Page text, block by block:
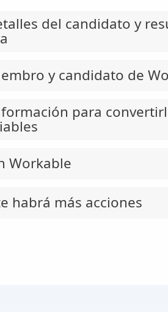
del candidato y
y candidato de
para
Workable
habrá más acciones